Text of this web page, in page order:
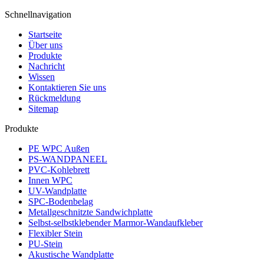
Schnellnavigation
Startseite
Über uns
Produkte
Nachricht
Wissen
Kontaktieren Sie uns
Rückmeldung
Sitemap
Produkte
PE WPC Außen
PS-WANDPANEEL
PVC-Kohlebrett
Innen WPC
UV-Wandplatte
SPC-Bodenbelag
Metallgeschnitzte Sandwichplatte
Selbst-selbstklebender Marmor-Wandaufkleber
Flexibler Stein
PU-Stein
Akustische Wandplatte